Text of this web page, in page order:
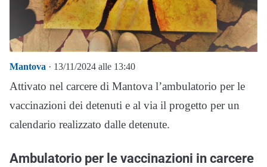
Mantova · 13/11/2024 alle 13:40
Attivato nel carcere di Mantova l’ambulatorio per le
vaccinazioni dei detenuti e al via il progetto per un
calendario realizzato dalle detenute.
Ambulatorio per le vaccinazioni in carcere